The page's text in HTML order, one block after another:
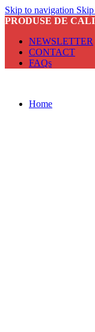
Skip to navigation
PRODUSE DE
NEWSLETTER
CONTACT
FAQs
Home